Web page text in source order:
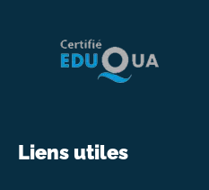
Liens utiles